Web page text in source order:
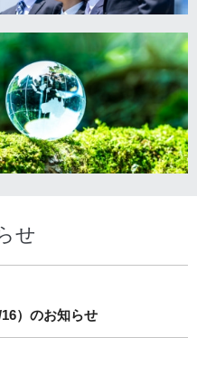
せ
）のお知らせ